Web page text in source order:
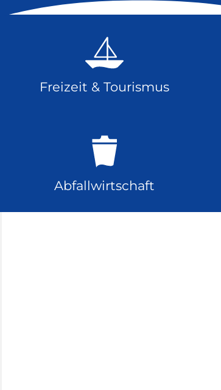
Freizeit & Tourismus
Abfallwirtschaft